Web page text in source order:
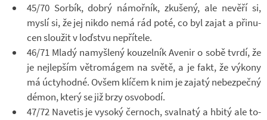
45/70 Sor­bík, dobrý ná­moř­ník, zku­šený, ale ne­věří si,
myslí si, že jej nikdo nemá rád poté, co byl zajat a při­nu­
cen slou­žit v loďstvu ne­pří­tele.
46/71 Mladý na­myš­lený kou­zel­ník Ave­nir o so­bě tvrdí, že
je nej­lep­ším vě­tro­má­gem na světě, a je fakt, že vý­kony
má úcty­hodné. Ovšem klí­čem k nim je za­jatý ne­bez­pečný
démon, který se již brzy osvo­bodí.
47/72 Na­ve­tis je vy­soký čer­noch, sval­natý a hbitý ale to­